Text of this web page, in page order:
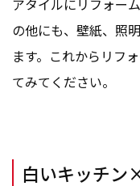
アタイルにリフォー
の他にも、壁紙、照
ます。これからリフ
てみてください。
白いキッチン